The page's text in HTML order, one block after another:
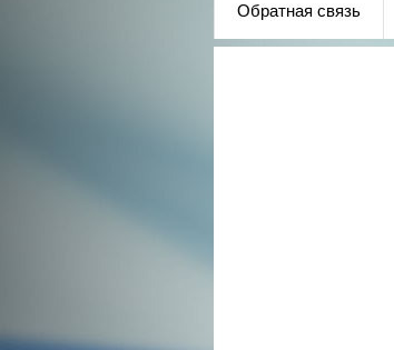
Обратная связь